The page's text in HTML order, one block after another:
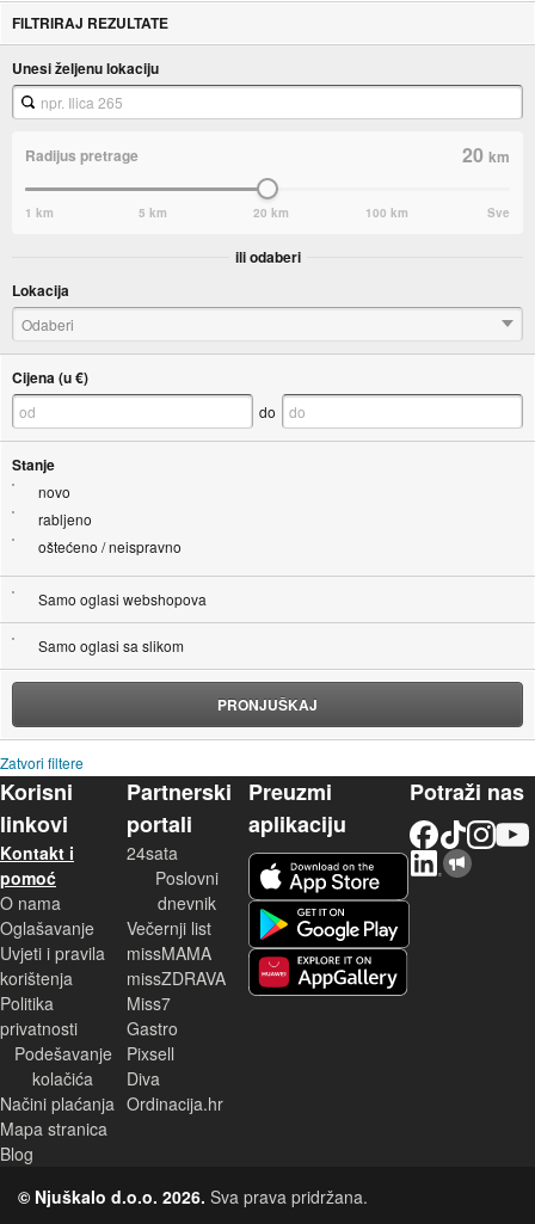
FILTRIRAJ REZULTATE
Unesi željenu lokaciju
Radijus pretrage 20km
1 km 5 km 20 km 100 km Sve
ili odaberi
Lokacija
Odaberi
Cijena (u €)
do
Stanje
novo
rabljeno
oštećeno / neispravno
Samo oglasi webshopova
Samo oglasi sa slikom
PRONJUŠKAJ
Zatvori filtere
Korisni
linkovi
Kontakt i
pomoć
O nama
Oglašavanje
Uvjeti i pravila
korištenja
Politika
privatnosti
Podešavanje
kolačića
Načini plaćanja
Mapa stranica
Blog
Partnerski
portali
24sata
Poslovni
dnevnik
Večernji list
missMAMA
missZDRAVA
Miss7
Gastro
Pixsell
Diva
Ordinacija.hr
Preuzmi
aplikaciju
Potraži nas
© Njuškalo d.o.o. 2026. Sva prava pridržana.